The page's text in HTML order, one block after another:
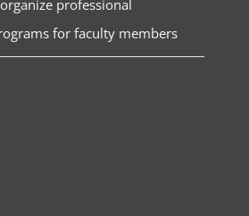
professional
for faculty members